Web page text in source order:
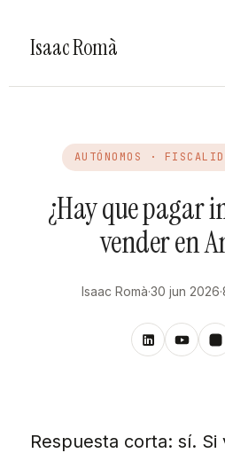
Isaac Romà
AUTÓNOMOS ·
¿Hay que pagar
vender en
Isaac Romà·30 jun 2026·
Respuesta corta: sí. Si